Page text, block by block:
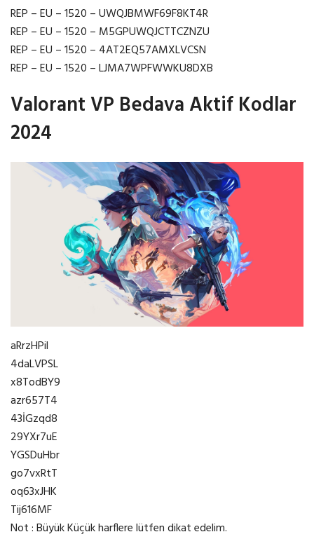
REP – EU – 1520 – UWQJBMWF69F8KT4R
REP – EU – 1520 – M5GPUWQJCTTCZNZU
REP – EU – 1520 – 4AT2EQ57AMXLVCSN
REP – EU – 1520 – LJMA7WPFWWKU8DXB
Valorant VP Bedava Aktif Kodlar
2024
aRrzHPil
4daLVPSL
x8TodBY9
azr657T4
43İGzqd8
29YXr7uE
YGSDuHbr
go7vxRtT
oq63xJHK
Tij616MF
Not : Büyük Küçük harflere lütfen dikat edelim.